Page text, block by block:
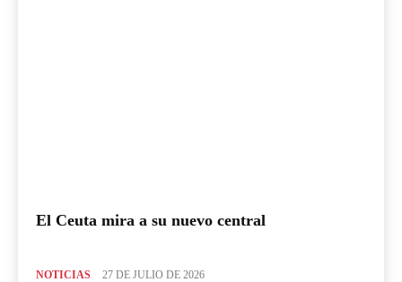
El Ceuta mira a su nuevo central
NOTICIAS 27 DE JULIO DE 2026